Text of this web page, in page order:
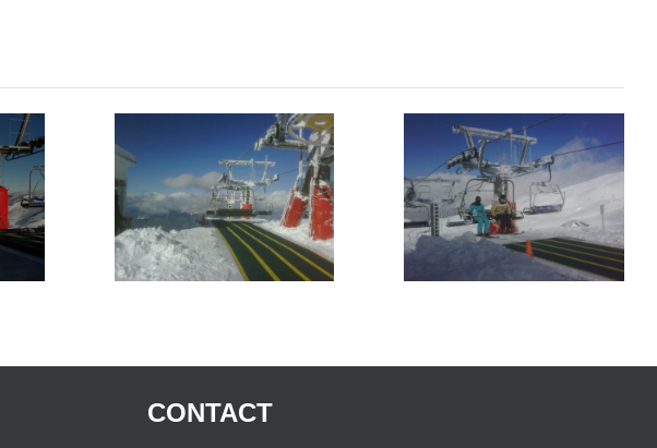
CONTACT